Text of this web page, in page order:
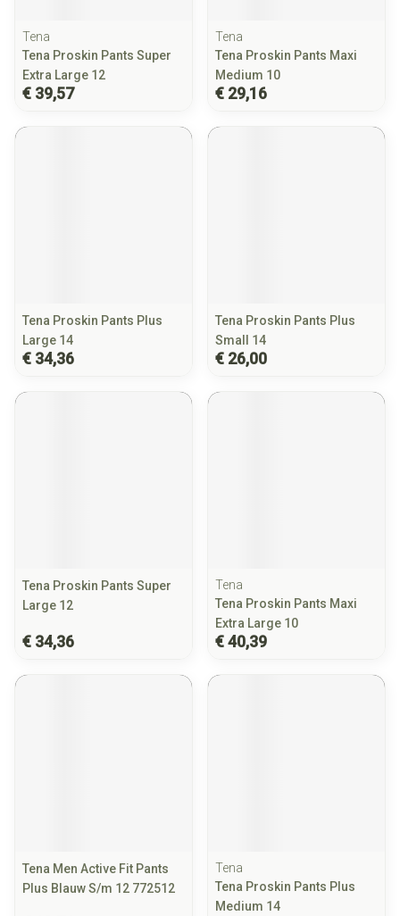
Tena
Tena Proskin Pants Super
Extra Large 12
€ 39,57
Tena
Tena Proskin Pants Maxi
Medium 10
€ 29,16
Tena Proskin Pants Plus
Large 14
€ 34,36
Tena Proskin Pants Plus
Small 14
€ 26,00
Tena Proskin Pants Super
Large 12
€ 34,36
Tena
Tena Proskin Pants Maxi
Extra Large 10
€ 40,39
Tena Men Active Fit Pants
Plus Blauw S/m 12 772512
Tena
Tena Proskin Pants Plus
Medium 14